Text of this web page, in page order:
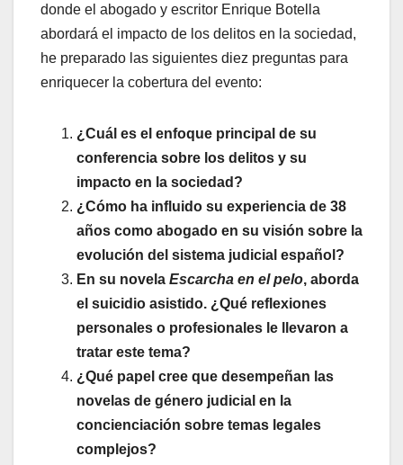
donde el abogado y escritor Enrique Botella
abordará el impacto de los delitos en la sociedad,
he preparado las siguientes diez preguntas para
enriquecer la cobertura del evento:
¿Cuál es el enfoque principal de su
conferencia sobre los delitos y su
impacto en la sociedad?
¿Cómo ha influido su experiencia de 38
años como abogado en su visión sobre la
evolución del sistema judicial español?
En su novela Escarcha en el pelo, aborda
el suicidio asistido. ¿Qué reflexiones
personales o profesionales le llevaron a
tratar este tema?
¿Qué papel cree que desempeñan las
novelas de género judicial en la
concienciación sobre temas legales
complejos?